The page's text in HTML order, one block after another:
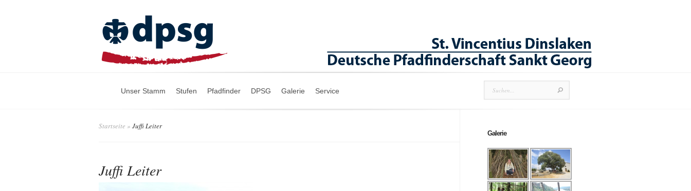
Unser Stamm Stufen Pfadfinder DPSG Galerie Service
Startseite » Juffi Leiter
Juffi Leiter
Galerie